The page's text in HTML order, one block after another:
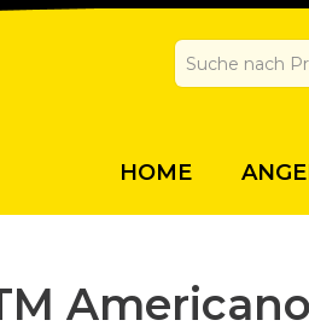
HOME
Americano